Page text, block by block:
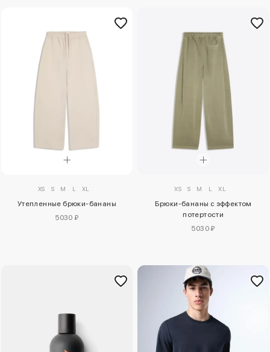
XS S M L XL
Утепленные брюки-бананы
5030 ₽
XS S M L XL
Брюки-бананы с эффектом
потертости
5030 ₽